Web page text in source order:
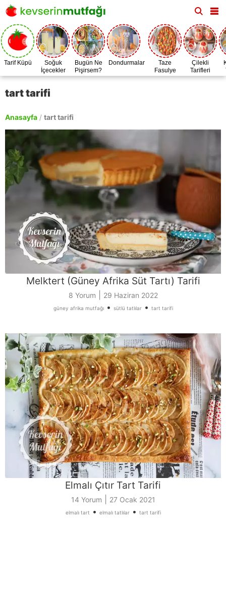
Tarif Küpü
Soğuk
İçecekler
Bugün Ne
Pişirsem?
Dondurmalar
Taze
Fasulye
Zamanı
Çilekli
Tarifleri
tart tarifi
Anasayfa / tart tarifi
Melktert (Güney Afrika Süt Tartı) Tarifi
8 Yorum 29 Haziran 2022
güney afrika mutfağı• sütlü tatlılar• tart tarifi
Elmalı Çıtır Tart Tarifi
14 Yorum 27 Ocak 2021
elmalı tart • elmalı tatlılar• tart tarifi